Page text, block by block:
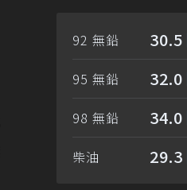
92 無鉛 30.5
95 無鉛 32.0
98 無鉛 34.0
柴油 29.3